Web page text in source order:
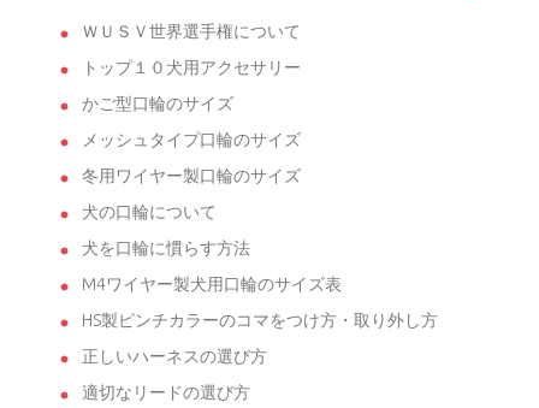
ＷＵＳＶ世界選手権について
トップ１０犬用アクセサリー
かご型口輪のサイズ
メッシュタイプ口輪のサイズ
冬用ワイヤー製口輪のサイズ
犬の口輪について
犬を口輪に慣らす方法
M4ワイヤー製犬用口輪のサイズ表
HS製ピンチカラーのコマをつけ方・取り外し方
正しいハーネスの選び方
適切なリードの選び方